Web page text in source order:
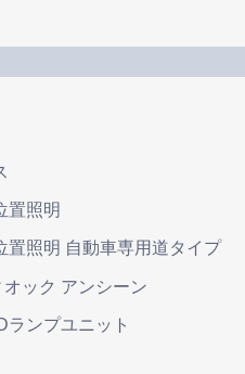
置照明
置照明 自動車専用道タイプ
ック アンシーン
ランプユニット